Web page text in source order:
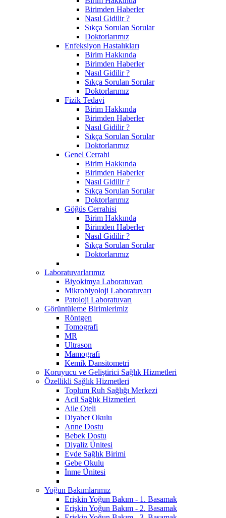
Birimden Haberler
Nasıl Gidilir ?
Sıkça Sorulan Sorular
Doktorlarımız
Enfeksiyon Hastalıkları
Birim Hakkında
Birimden Haberler
Nasıl Gidilir ?
Sıkça Sorulan Sorular
Doktorlarımız
Fizik Tedavi
Birim Hakkında
Birimden Haberler
Nasıl Gidilir ?
Sıkça Sorulan Sorular
Doktorlarımız
Genel Cerrahi
Birim Hakkında
Birimden Haberler
Nasıl Gidilir ?
Sıkça Sorulan Sorular
Doktorlarımız
Göğüs Cerrahisi
Birim Hakkında
Birimden Haberler
Nasıl Gidilir ?
Sıkça Sorulan Sorular
Doktorlarımız
Laboratuvarlarımız
Biyokimya Laboratuvarı
Mikrobiyoloji Laboratuvarı
Patoloji Laboratuvarı
Görüntüleme Birimlerimiz
Röntgen
Tomografi
MR
Ultrason
Mamografi
Kemik Dansitometri
Koruyucu ve Geliştirici Sağlık Hizmetleri
Özellikli Sağlık Hizmetleri
Toplum Ruh Sağlığı Merkezi
Acil Sağlık Hizmetleri
Aile Oteli
Diyabet Okulu
Anne Dostu
Bebek Dostu
Diyaliz Ünitesi
Evde Sağlık Birimi
Gebe Okulu
İnme Ünitesi
Yoğun Bakımlarımız
Erişkin Yoğun Bakım - 1. Basamak
Erişkin Yoğun Bakım - 2. Basamak